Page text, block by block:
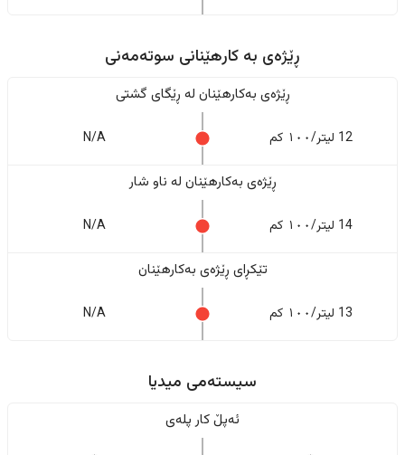
ڕێژەى به کارهێنانی سوتەمەنی
ڕێژەى بەکارهێنان له ڕێگای گشتی
12 لیتر/١٠٠ کم N/A
ڕێژەى بەکارهێنان له ناو شار
14 لیتر/١٠٠ کم N/A
تێکڕای ڕێژەى بەکارهێنان
13 لیتر/١٠٠ کم N/A
سیستەمی میدیا
ئەپڵ کار پلەی